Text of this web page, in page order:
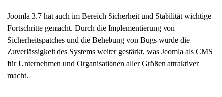
Joomla 3.7 hat auch im Bereich Sicherheit und Stabilität wichtige
Fortschritte gemacht. Durch die Implementierung von
Sicherheitspatches und die Behebung von Bugs wurde die
Zuverlässigkeit des Systems weiter gestärkt, was Joomla als CMS
für Unternehmen und Organisationen aller Größen attraktiver
macht.